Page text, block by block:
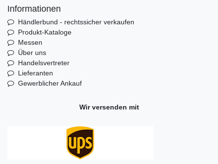
Informationen
Händlerbund - rechtssicher verkaufen
Produkt-Kataloge
Messen
Über uns
Handelsvertreter
Lieferanten
Gewerblicher Ankauf
Wir versenden mit